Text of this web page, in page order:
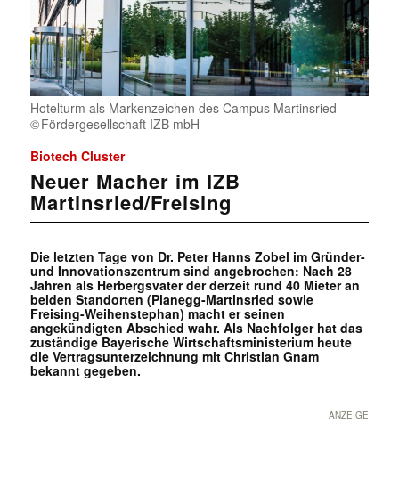
Hotelturm als Markenzeichen des Campus Martinsried
Fördergesellschaft IZB mbH
Biotech Cluster
Neuer Macher im IZB
Martinsried/Freising
Die letzten Tage von Dr. Peter Hanns Zobel im Gründer-
und Innovationszentrum sind angebrochen: Nach 28
Jahren als Herbergsvater der derzeit rund 40 Mieter an
beiden Standorten (Planegg-Martinsried sowie
Freising-Weihenstephan) macht er seinen
angekündigten Abschied wahr. Als Nachfolger hat das
zuständige Bayerische Wirtschaftsministerium heute
die Vertragsunterzeichnung mit Christian Gnam
bekannt gegeben.
ANZEIGE